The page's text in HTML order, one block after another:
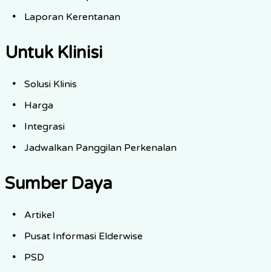
Laporan Kerentanan
Untuk Klinisi
Solusi Klinis
Harga
Integrasi
Jadwalkan Panggilan Perkenalan
Sumber Daya
Artikel
Pusat Informasi Elderwise
PSD